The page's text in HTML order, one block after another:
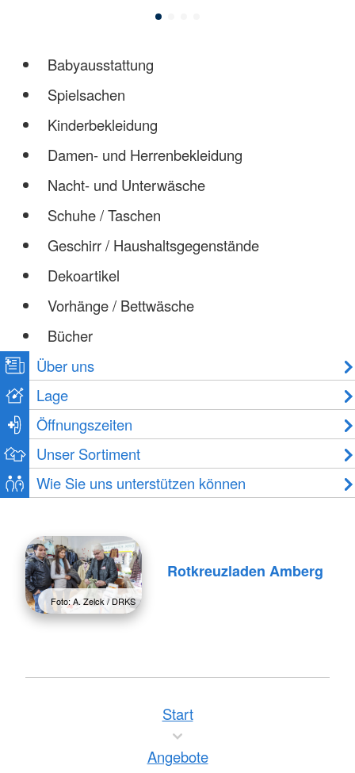
Babyausstattung
Spielsachen
Kinderbekleidung
Damen- und Herrenbekleidung
Nacht- und Unterwäsche
Schuhe / Taschen
Geschirr / Haushaltsgegenstände
Dekoartikel
Vorhänge / Bettwäsche
Bücher
Über uns
Lage
Öffnungszeiten
Unser Sortiment
Wie Sie uns unterstützen können
Foto: A. Zelck / DRKS
Rotkreuzladen Amberg
Start
Angebote